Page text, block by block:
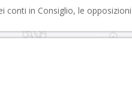
conti in Consiglio, le